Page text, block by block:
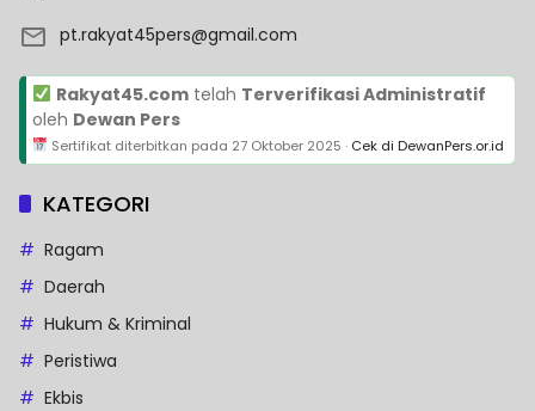
pt.rakyat45pers@gmail.com
Rakyat45.comtelah Terverifikasi Administratif
oleh Dewan Pers
Sertifikat diterbitkan pada 27 Oktober 2025 · Cek di DewanPers.or.id
KATEGORI
Ragam
Daerah
Hukum & Kriminal
Peristiwa
Ekbis